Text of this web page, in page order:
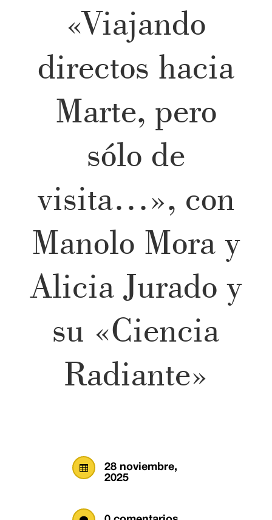
«Viajando
directos hacia
Marte, pero
sólo de
visita…», con
Manolo Mora y
Alicia Jurado y
su «Ciencia
Radiante»

28 noviembre,
2025